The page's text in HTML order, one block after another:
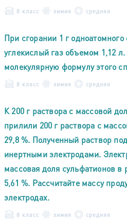
8 класс химия средняя
При сгорании 1 г
углекислый газ объемом 1,12 л.
молекулярную формулу этого
8 класс химия средняя
К 200 г раствора с массовой
прилили 200 г раствора с
29,8 %. Полученный раствор
инертными электродами.
массовая доля сульфатионов в
5,61 %. Рассчитайте массу
электродах.
8 класс химия средняя